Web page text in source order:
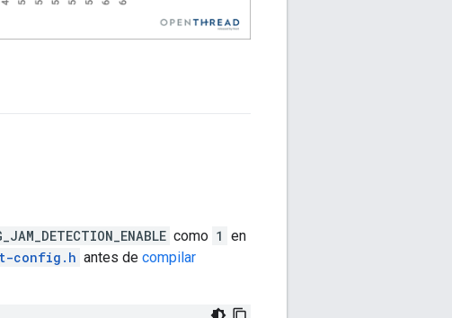
como 1 en
config.h antes de compilar